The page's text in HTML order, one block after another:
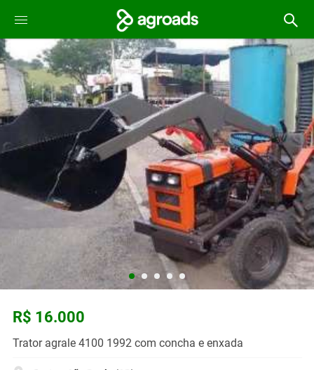
R$ 16.000
Trator agrale 4100 1992 com concha e enxada